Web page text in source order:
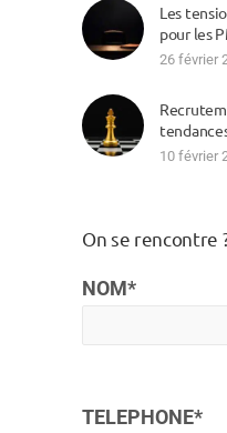
Les
pour les
26 février
10 février
On se rencontre
NOM*
TELEPHONE*